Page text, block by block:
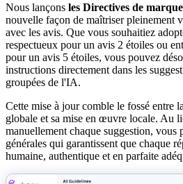
Nous lançons les Directives de
nouvelle façon de maîtriser pleinement
avec les avis. Que vous souhaitiez
respectueux pour un avis 2 étoiles ou
pour un avis 5 étoiles, vous pouvez
instructions directement dans les
groupées de l'IA.
Cette mise à jour comble le fossé entre
globale et sa mise en œuvre locale. Au
manuellement chaque suggestion, vous
générales qui garantissent que chaque
humaine, authentique et en parfaite